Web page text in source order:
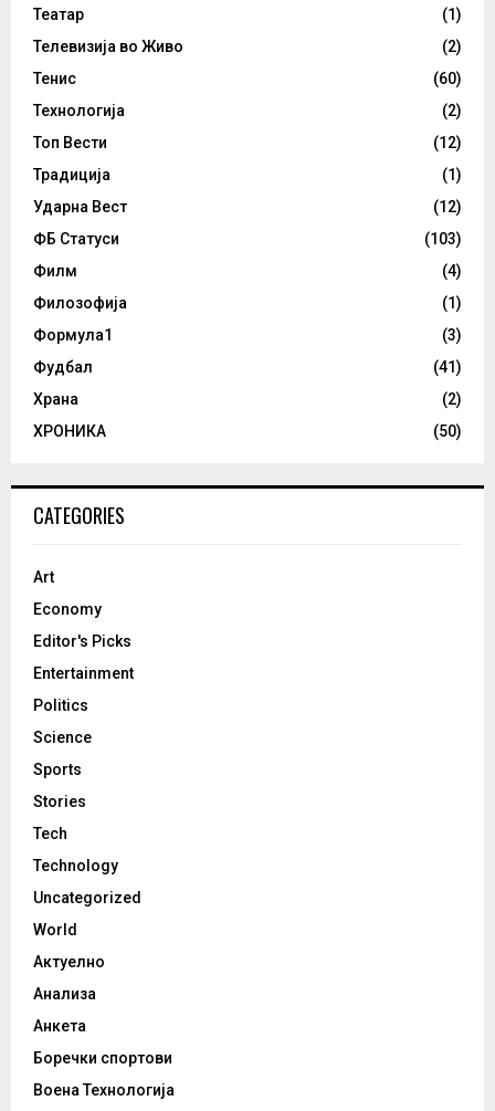
Театар
(1)
Телевизија во Живо
(2)
Тенис
(60)
Технологија
(2)
Топ Вести
(12)
Традиција
(1)
Ударна Вест
(12)
ФБ Статуси
(103)
Филм
(4)
Филозофија
(1)
Формула1
(3)
Фудбал
(41)
Храна
(2)
ХРОНИКА
(50)
CATEGORIES
Art
Economy
Editor's Picks
Entertainment
Politics
Science
Sports
Stories
Tech
Technology
Uncategorized
World
Актуелно
Анализа
Анкета
Боречки спортови
Воена Технологија